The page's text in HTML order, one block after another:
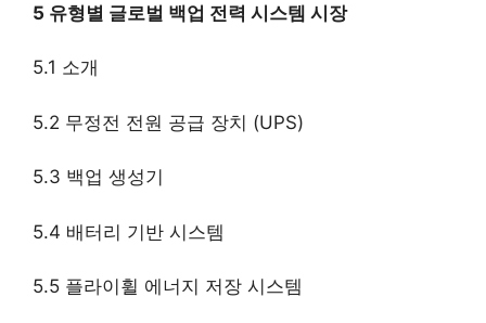
5 유형별 글로벌 백업 전력 시스템 시장
5.1 소개
5.2 무정전 전원 공급 장치 (UPS)
5.3 백업 생성기
5.4 배터리 기반 시스템
5.5 플라이휠 에너지 저장 시스템